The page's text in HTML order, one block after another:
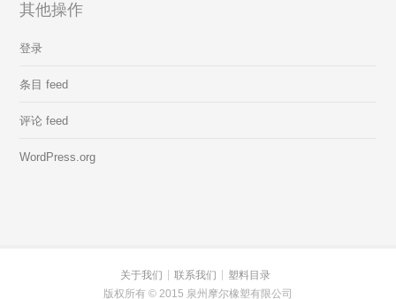
其他操作
登录
条目 feed
评论 feed
WordPress.org
关于我们 联系我们
塑料目录
版权所有 © 2015 泉州摩尔橡塑有限公司